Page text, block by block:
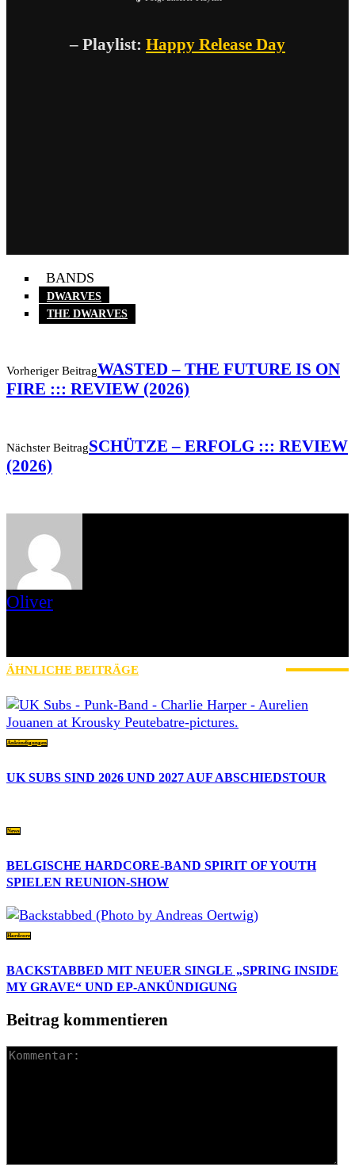
– Playlist: Happy Release Day
BANDS
DWARVES
THE DWARVES
Vorheriger BeitragWASTED – THE FUTURE IS ON
FIRE ::: REVIEW (2026)
Nächster BeitragSCHÜTZE – ERFOLG ::: REVIEW
(2026)
Oliver
ÄHNLICHE BEITRÄGE
Ankündigungen
UK SUBS SIND 2026 UND 2027 AUF ABSCHIEDSTOUR
News
BELGISCHE HARDCORE-BAND SPIRIT OF YOUTH
SPIELEN REUNION-SHOW
Hardcore
BACKSTABBED MIT NEUER SINGLE „SPRING INSIDE
MY GRAVE“ UND EP-ANKÜNDIGUNG
Beitrag kommentieren